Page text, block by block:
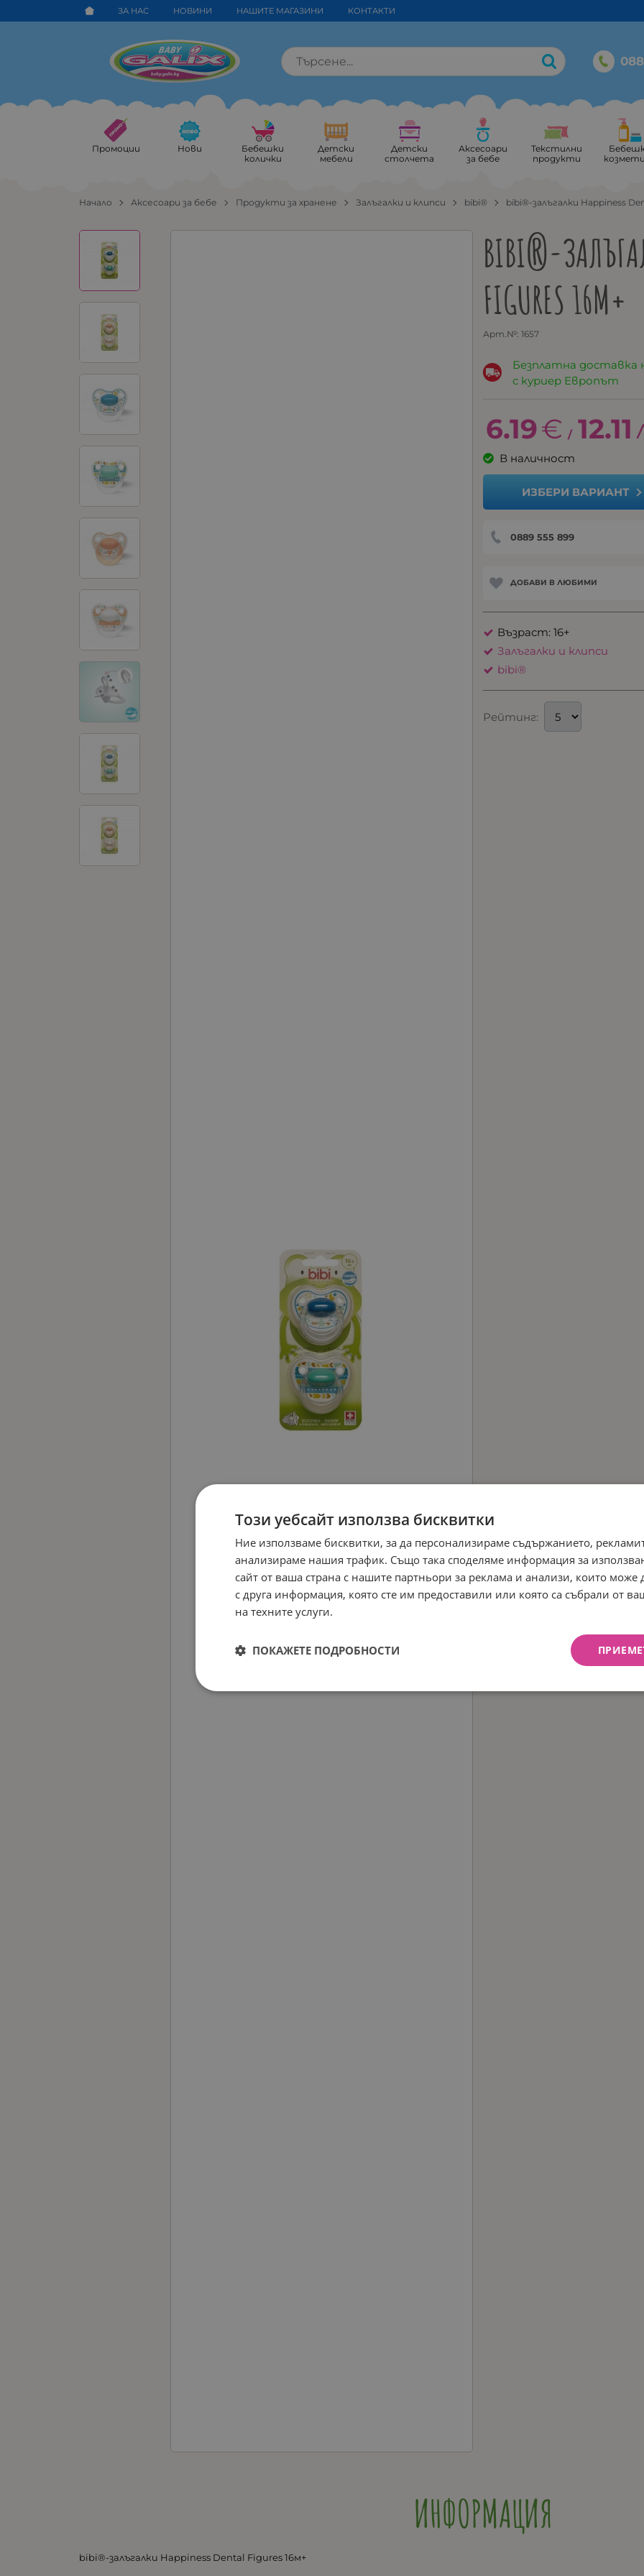
ЗА НАС НОВИНИ НАШИТЕ МАГАЗИНИ КОНТАКТИ
Промоции Нови
Бебешки
колички
Детски
мебели
Детски
столчета
Аксесоари
за бебе
Текстилни
продукти
Начало Аксесоари за бебе Продукти за хранене Залъгалки и клипси bibi® bibi®-залъгалки Happiness
BIBI®-
FIGURES 16М+
Арт.№: 1657
Безплатна доставка
с куриер Европът
6.19€ / 12.11
В наличност
ИЗБЕРИ ВАРИАНТ
0889 555 899
ДОБАВИ В ЛЮБИМИ
Възраст: 16+
Залъгалки и клипси
bibi®
Рейтинг:
ИНФОРМАЦИЯ
bibi®-залъгалки Happiness Dental Figures 16м+
Този уебсайт използва бисквитки
Ние използваме бисквитки, за да персонализираме съдържанието,
анализираме нашия трафик. Също така споделяме информация за
сайт от ваша страна с нашите партньори за реклама и анализи, които може
с друга информация, която сте им предоставили или която са събрали от
на техните услуги.
ПОКАЖЕТЕ ПОДРОБНОСТИ